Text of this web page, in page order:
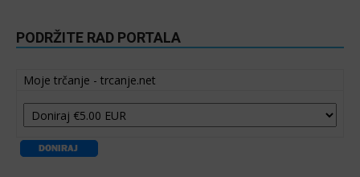
PODRŽITE RAD PORTALA
Moje trčanje - trcanje.net